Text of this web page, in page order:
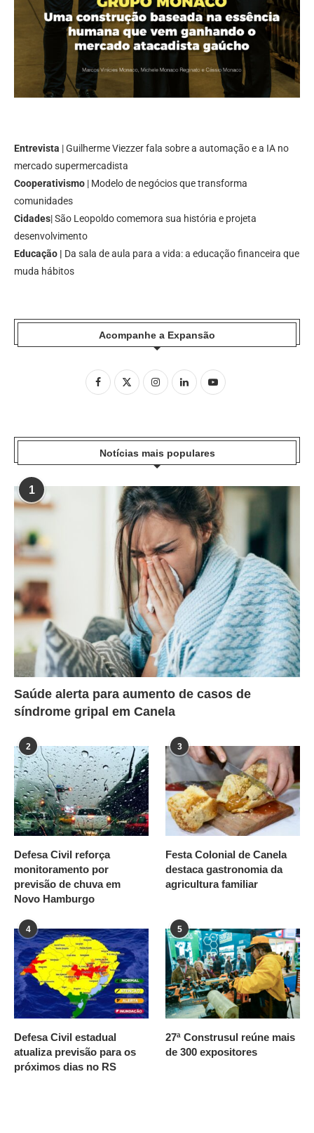
Entrevista | Guilherme Viezzer fala sobre a automação e a IA no
mercado supermercadista
Cooperativismo | Modelo de negócios que transforma
comunidades
Cidades| São Leopoldo comemora sua história e projeta
desenvolvimento
Educação | Da sala de aula para a vida: a educação financeira que
muda hábitos
Acompanhe a Expansão
Notícias mais populares
1
Saúde alerta para aumento de casos de
síndrome gripal em Canela
2
Defesa Civil reforça
monitoramento por
previsão de chuva em
Novo Hamburgo
3
Festa Colonial de Canela
destaca gastronomia da
agricultura familiar
4
Defesa Civil estadual
atualiza previsão para os
próximos dias no RS
5
27ª Construsul reúne mais
de 300 expositores